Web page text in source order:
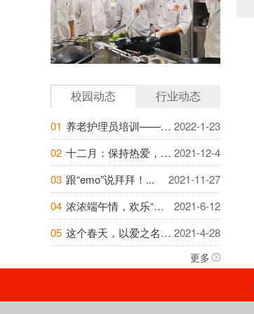
校园动态 行业动态
01 2022-1-23
养老护理员培训——提升自身素养，提高照护...
02
2021-12-4
十二月：保持热爱，成为越来越好的自己...
03
2021-11-27
跟“emo”说拜拜！...
04
2021-6-12
浓浓端午情，欢乐“粽”动员——巴蜀职校开...
05
2021-4-28
这个春天，以爱之名，为你的爱人烘焙美好时...
更多